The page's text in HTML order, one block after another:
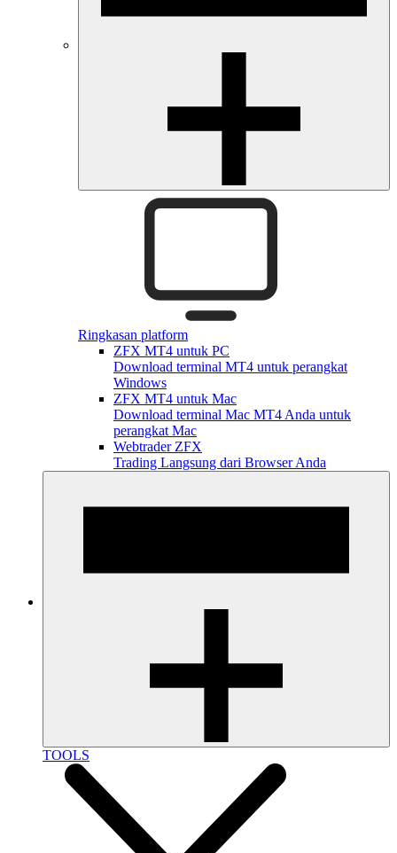
Ringkasan platform
ZFX MT4 untuk PC
Download terminal MT4 untuk perangkat
Windows
ZFX MT4 untuk Mac
Download terminal Mac MT4 Anda untuk
perangkat Mac
Webtrader ZFX
Trading Langsung dari Browser Anda
TOOLS